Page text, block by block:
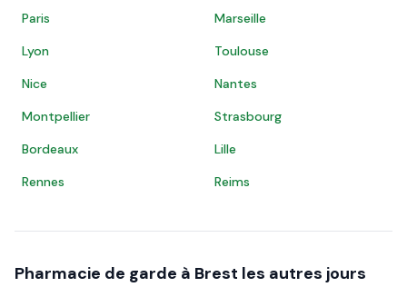
Paris
Marseille
Lyon
Toulouse
Nice
Nantes
Montpellier
Strasbourg
Bordeaux
Lille
Rennes
Reims
Pharmacie de garde à Brest les autres jours